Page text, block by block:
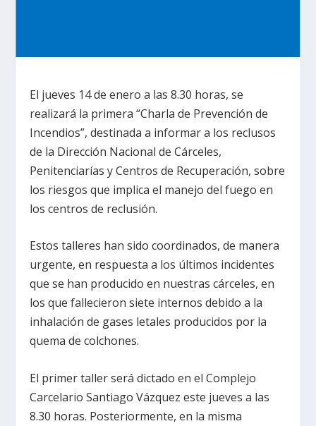
El jueves 14 de enero a las 8.30 horas, se
realizará la primera “Charla de Prevención de
Incendios”, destinada a informar a los reclusos
de la Dirección Nacional de Cárceles,
Penitenciarías y Centros de Recuperación, sobre
los riesgos que implica el manejo del fuego en
los centros de reclusión.
Estos talleres han sido coordinados, de manera
urgente, en respuesta a los últimos incidentes
que se han producido en nuestras cárceles, en
los que fallecieron siete internos debido a la
inhalación de gases letales producidos por la
quema de colchones.
El primer taller será dictado en el Complejo
Carcelario Santiago Vázquez este jueves a las
8.30 horas. Posteriormente, en la misma